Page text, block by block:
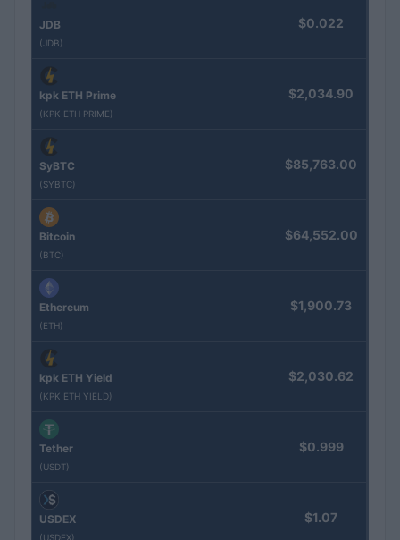
JDB
(JDB)
$0.022
kpk ETH Prime
(KPK ETH PRIME)
$2,034.90
SyBTC
(SYBTC)
$85,763.00
Bitcoin
(BTC)
$64,552.00
Ethereum
(ETH)
$1,900.73
kpk ETH Yield
(KPK ETH YIELD)
$2,030.62
Tether
(USDT)
$0.999
USDEX
(USDEX)
$1.07